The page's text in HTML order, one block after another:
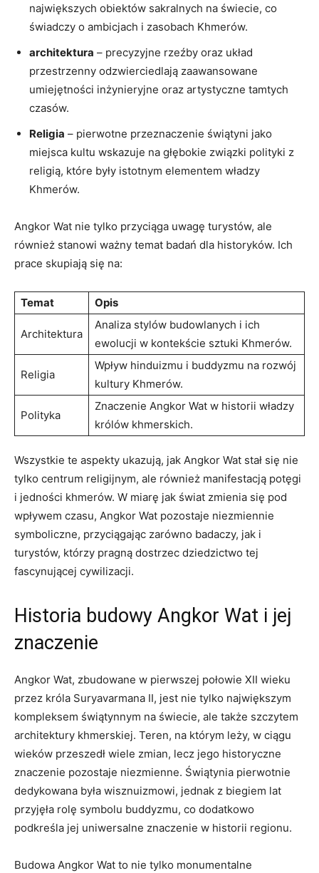
największych obiektów sakralnych na świecie, co
świadczy o ambicjach i zasobach Khmerów.
architektura – precyzyjne rzeźby oraz układ
przestrzenny odzwierciedlają zaawansowane
umiejętności inżynieryjne oraz artystyczne tamtych
czasów.
Religia – pierwotne przeznaczenie świątyni jako
miejsca kultu wskazuje na głębokie związki polityki z
religią, które były istotnym elementem władzy
Khmerów.
Angkor Wat nie tylko przyciąga uwagę turystów, ale
również stanowi ważny temat badań dla historyków. Ich
prace skupiają się na:
Temat Opis
Architektura
Analiza stylów budowlanych i ich
ewolucji w kontekście sztuki Khmerów.
Religia
Wpływ hinduizmu i buddyzmu na rozwój
kultury Khmerów.
Polityka
Znaczenie Angkor Wat w historii władzy
królów khmerskich.
Wszystkie te aspekty ukazują, jak Angkor Wat stał się nie
tylko centrum religijnym, ale również manifestacją potęgi
i jedności khmerów. W miarę jak świat zmienia się pod
wpływem czasu, Angkor Wat pozostaje niezmiennie
symboliczne, przyciągając zarówno badaczy, jak i
turystów, którzy pragną dostrzec dziedzictwo tej
fascynującej cywilizacji.
Historia budowy Angkor Wat i jej
znaczenie
Angkor Wat, zbudowane w pierwszej połowie XII wieku
przez króla Suryavarmana II, jest nie tylko największym
kompleksem świątynnym na świecie, ale także szczytem
architektury khmerskiej. Teren, na którym leży, w ciągu
wieków przeszedł wiele zmian, lecz jego historyczne
znaczenie pozostaje niezmienne. Świątynia pierwotnie
dedykowana była wisznuizmowi, jednak z biegiem lat
przyjęła rolę symbolu buddyzmu, co dodatkowo
podkreśla jej uniwersalne znaczenie w historii regionu.
Budowa Angkor Wat to nie tylko monumentalne